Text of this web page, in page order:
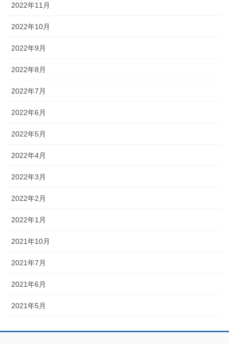
2022年11月
2022年10月
2022年9月
2022年8月
2022年7月
2022年6月
2022年5月
2022年4月
2022年3月
2022年2月
2022年1月
2021年10月
2021年7月
2021年6月
2021年5月